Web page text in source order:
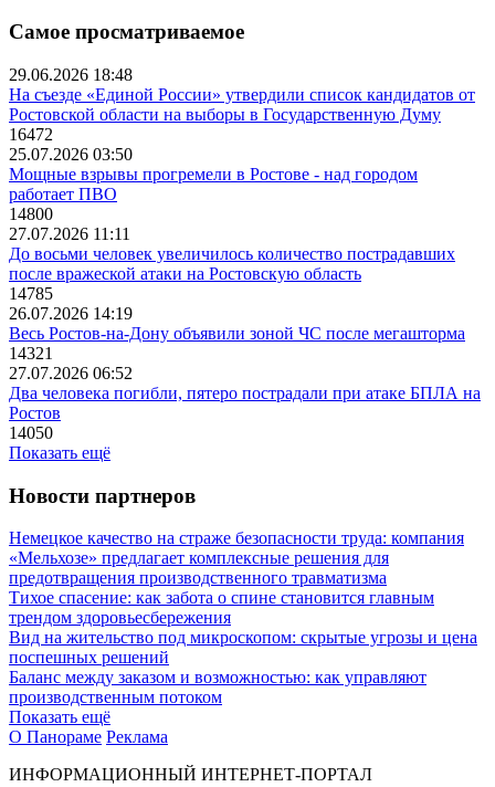
Самое просматриваемое
29.06.2026 18:48
На съезде «Единой России» утвердили список кандидатов от
Ростовской области на выборы в Государственную Думу
16472
25.07.2026 03:50
Мощные взрывы прогремели в Ростове - над городом
работает ПВО
14800
27.07.2026 11:11
До восьми человек увеличилось количество пострадавших
после вражеской атаки на Ростовскую область
14785
26.07.2026 14:19
Весь Ростов-на-Дону объявили зоной ЧС после мегашторма
14321
27.07.2026 06:52
Два человека погибли, пятеро пострадали при атаке БПЛА на
Ростов
14050
Показать ещё
Новости партнеров
Немецкое качество на страже безопасности труда: компания
«Мельхозе» предлагает комплексные решения для
предотвращения производственного травматизма
Тихое спасение: как забота о спине становится главным
трендом здоровьесбережения
Вид на жительство под микроскопом: скрытые угрозы и цена
поспешных решений
Баланс между заказом и возможностью: как управляют
производственным потоком
Показать ещё
О Панораме Реклама
ИНФОРМАЦИОННЫЙ ИНТЕРНЕТ-ПОРТАЛ